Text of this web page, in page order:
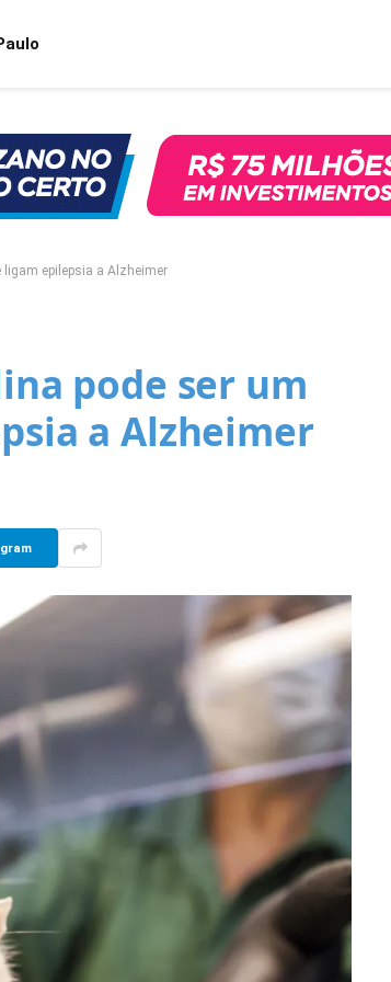
epilepsia a Alzheimer
pode ser um
a Alzheimer